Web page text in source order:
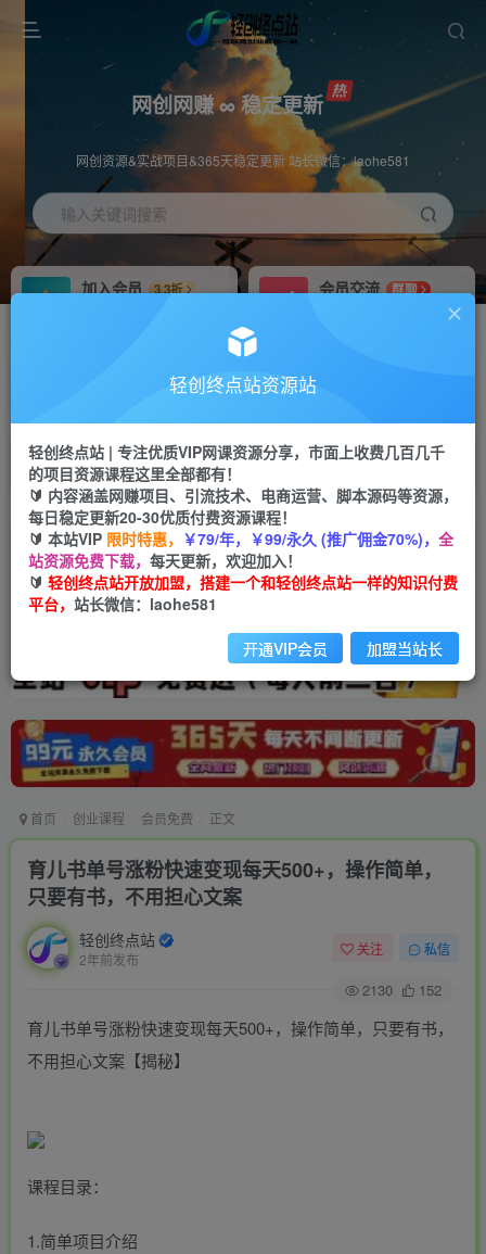
网创网赚 ∞ 稳定更新
网创资源&实战项目&365天稳定更新 站长微信：laohe581
输入关键词搜索
加入会员
3.3折
会员交流
群聊
推广返佣高达70%
投稿专区 免费
教程必须完整详细
APP下载
Down
首页 创业课程 会员免费 正文
育儿书单号涨粉快速变现每天500+，操作简单，
只要有书，不用担心文案
轻创终点站
2年前发布
关注 私信
2130 152
育儿书单号涨粉快速变现每天500+，操作简单，只要有书，
不用担心文案【揭秘】
课程目录：
1.简单项目介绍
轻创终点站资源站
轻创终点站 | 专注优质VIP网课资源分享，市面上收费几百几千
的项目资源课程这里全部都有！
🔰 内容涵盖网赚项目、引流技术、电商运营、脚本源码等资源，
每日稳定更新20-30优质付费资源课程！
🔰 本站VIP 限时特惠， ￥79/年，￥99/永久 (推广佣金70%)， 全
站资源免费下载， 每天更新，欢迎加入！
🔰 轻创终点站开放加盟，搭建一个和轻创终点站一样的知识付费
平台， 站长微信：laohe581
开通VIP会员 加盟当站长